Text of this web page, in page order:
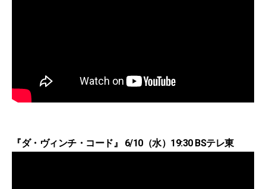
『ダ・ヴィンチ・コード』 6/10（水）19:30 BSテレ東